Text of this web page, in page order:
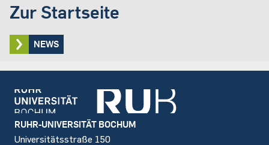
Zur Startseite
NEWS
Footer
RUHR-UNIVERSITÄT BOCHUM
Universitätsstraße 150